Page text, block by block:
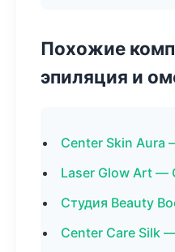
Похожие
эпиляция и
Center Skin Aura
Laser Glow Art —
Студия Beauty
Center Care Silk